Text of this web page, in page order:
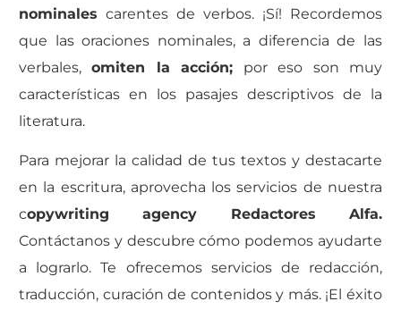
nominales carentes de verbos. ¡Sí! Recordemos
que las oraciones nominales, a diferencia de las
verbales,omiten la acción; por eso son muy
características en los pasajes descriptivos de la
literatura.
Para mejorar la calidad de tus textos y destacarte
en la escritura, aprovecha los servicios de nuestra
copywriting agency Redactores Alfa.
Contáctanos y descubre cómo podemos ayudarte
a lograrlo. Te ofrecemos servicios de redacción,
traducción, curación de contenidos y más. ¡El éxito